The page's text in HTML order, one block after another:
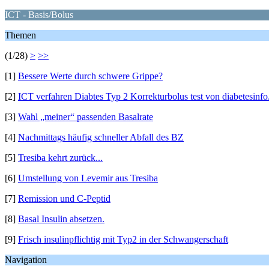
ICT - Basis/Bolus
Themen
(1/28) > >>
[1] Bessere Werte durch schwere Grippe?
[2] ICT verfahren Diabtes Typ 2 Korrekturbolus test von
[3] Wahl „meiner“ passenden Basalrate
[4] Nachmittags häufig schneller Abfall des BZ
[5] Tresiba kehrt zurück...
[6] Umstellung von Levemir aus Tresiba
[7] Remission und C-Peptid
[8] Basal Insulin absetzen.
[9] Frisch insulinpflichtig mit Typ2 in der Schwangerschaft
Navigation